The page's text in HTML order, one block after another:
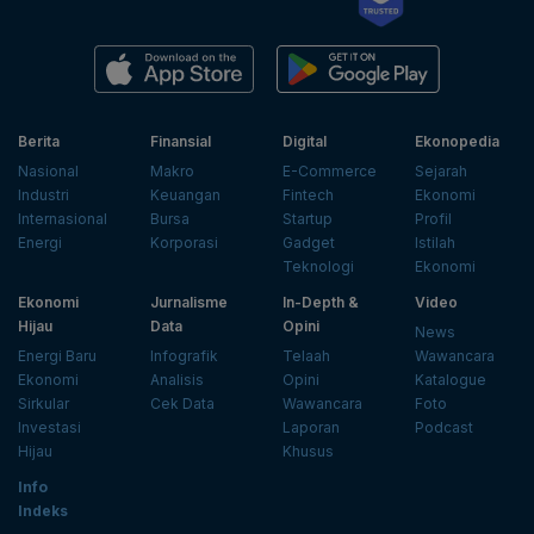
Berita
Nasional
Industri
Internasional
Energi
Finansial
Makro
Keuangan
Bursa
Korporasi
Digital
E-Commerce
Fintech
Startup
Gadget
Teknologi
Ekonopedia
Sejarah
Ekonomi
Profil
Istilah
Ekonomi
Ekonomi
Hijau
Energi Baru
Ekonomi
Sirkular
Investasi
Hijau
Jurnalisme
Data
Infografik
Analisis
Cek Data
In-Depth &
Opini
Telaah
Opini
Wawancara
Laporan
Khusus
Video
News
Wawancara
Katalogue
Foto
Podcast
Info
Indeks